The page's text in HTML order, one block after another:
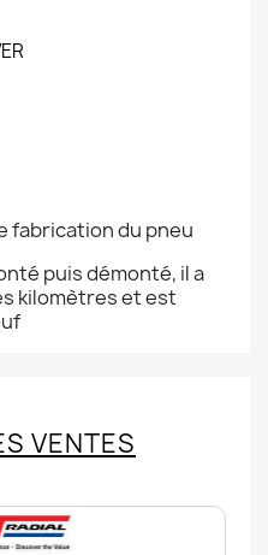
fabrication du pneu
puis démonté, il a
kilomètres et est
VENTES